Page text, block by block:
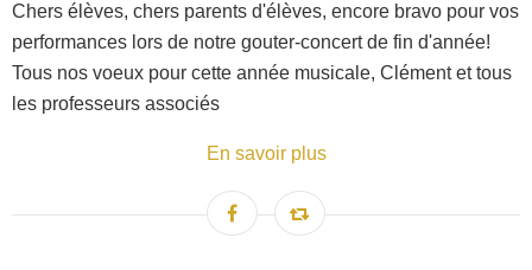
Chers élèves, chers parents d'élèves, encore bravo pour vos
performances lors de notre gouter-concert de fin d'année!
Tous nos voeux pour cette année musicale, Clément et tous
les professeurs associés
En savoir plus